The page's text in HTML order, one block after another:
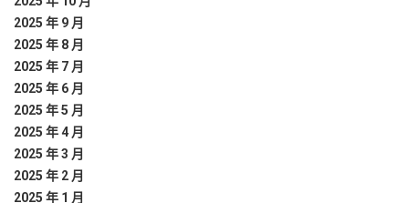
2025 年 9 月
2025 年 8 月
2025 年 7 月
2025 年 6 月
2025 年 5 月
2025 年 4 月
2025 年 3 月
2025 年 2 月
2025 年 1 月